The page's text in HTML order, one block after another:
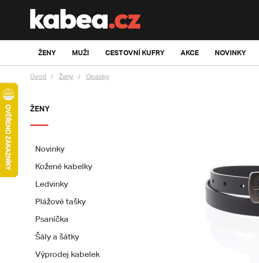
ŽENY MUŽI CESTOVNÍ KUFRY AKCE NOVINKY
Úvod Ženy Opasky
ŽENY
Novinky
Kožené kabelky
Ledvinky
Plážové tašky
Psaníčka
Šály a šátky
Výprodej kabelek